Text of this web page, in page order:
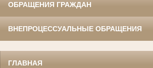
ОБРАЩЕНИЯ ГРАЖДАН
ВНЕПРОЦЕССУАЛЬНЫЕ ОБРАЩЕНИЯ
ГЛАВНАЯ